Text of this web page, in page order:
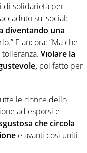
di solidarietà per
sui social:
diventando una
E ancora: “Ma che
Violare la
poi fatto per
le donne dello
ad esporsi e
che circola
e avanti così uniti